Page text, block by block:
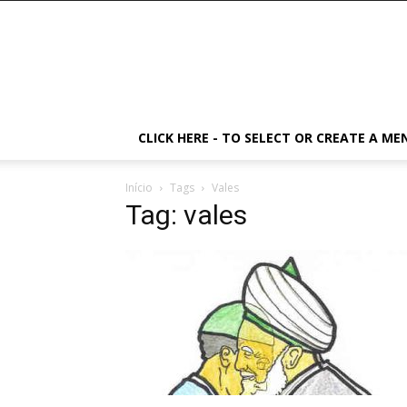
CLICK HERE - TO SELECT OR CREATE A
Início Tags Vales
Tag: vales